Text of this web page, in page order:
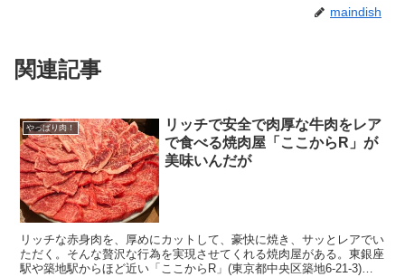
maindish
関連記事
やっぱり肉！
リッチで安全で肉厚な牛肉をレア
で食べる焼肉屋「ここからR」が
美味いんだが
リッチな赤身肉を、厚めにカットして、豪快に焼き、サッとレアでい
ただく。そんな贅沢な行為を実現させてくれる焼肉屋がある。東銀座
駅や築地駅からほど近い「ここからR」(東京都中央区築地6-21-3)